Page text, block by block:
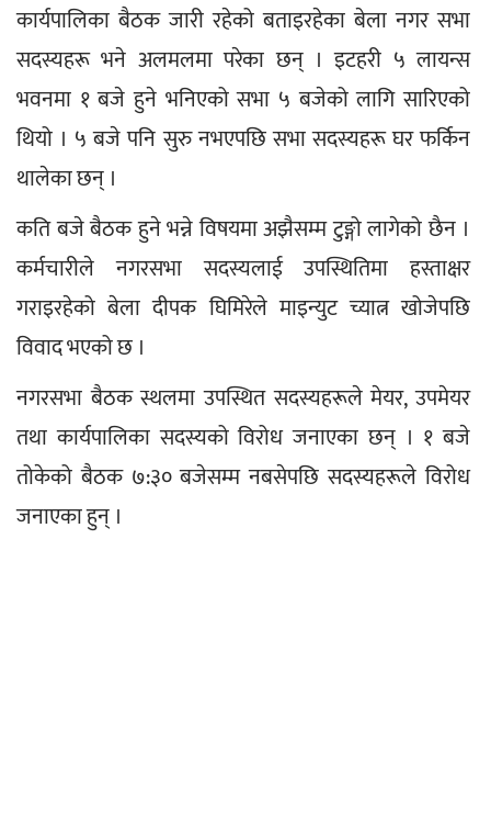
कार्यपालिका बैठक जारी रहेको बताइरहेका बेला नगर सभा
सदस्यहरू भने अलमलमा परेका छन् । इटहरी ५ लायन्स
भवनमा १ बजे हुने भनिएको सभा ५ बजेको लागि सारिएको
थियो । ५ बजे पनि सुरु नभएपछि सभा सदस्यहरू घर फर्किन
थालेका छन् ।
कति बजे बैठक हुने भन्ने विषयमा अझैसम्म टुङ्गो लागेको छैन ।
कर्मचारीले नगरसभा सदस्यलाई उपस्थितिमा हस्ताक्षर
गराइरहेको बेला दीपक घिमिरेले माइन्युट च्यात्न खोजेपछि
विवाद भएको छ ।
नगरसभा बैठक स्थलमा उपस्थित सदस्यहरूले मेयर, उपमेयर
तथा कार्यपालिका सदस्यको विरोध जनाएका छन् । १ बजे
तोकेको बैठक ७:३० बजेसम्म नबसेपछि सदस्यहरूले विरोध
जनाएका हुन् ।